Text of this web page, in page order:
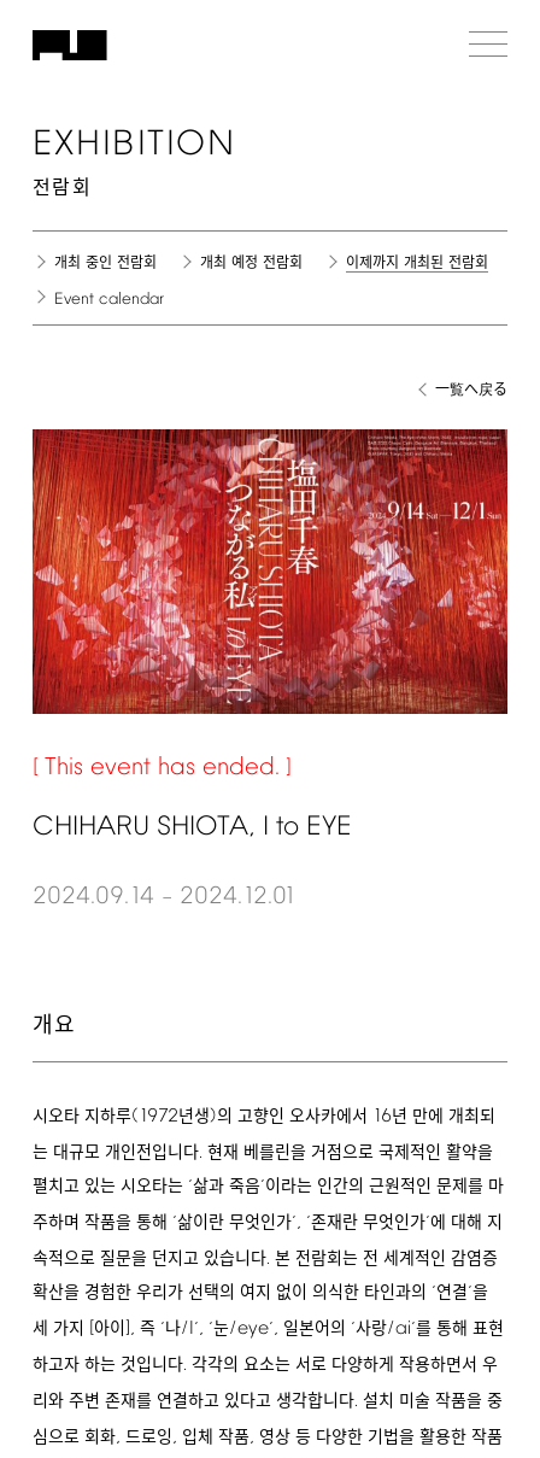
EXHIBITION
전람회
개최 중인 전람회 개최 예정 전람회 이제까지 개최된 전람회
Event calendar
一覧へ戻る
This event has ended.
CHIHARU SHIOTA, I to EYE
2024.09.14 – 2024.12.01
개요
시오타 지하루(1972년생)의 고향인 오사카에서 16년 만에 개최되
는 대규모 개인전입니다. 현재 베를린을 거점으로 국제적인 활약을
펼치고 있는 시오타는 ‘삶과 죽음’이라는 인간의 근원적인 문제를 마
주하며 작품을 통해 ‘삶이란 무엇인가’, ‘존재란 무엇인가’에 대해 지
속적으로 질문을 던지고 있습니다. 본 전람회는 전 세계적인 감염증
확산을 경험한 우리가 선택의 여지 없이 의식한 타인과의 ‘연결’을
세 가지 [아이 ], 즉 ‘나/I’, ‘눈/eye’, 일본어의 ‘사랑/ai’를 통해 표현
하고자 하는 것입니다. 각각의 요소는 서로 다양하게 작용하면서 우
리와 주변 존재를 연결하고 있다고 생각합니다. 설치 미술 작품을 중
심으로 회화, 드로잉, 입체 작품, 영상 등 다양한 기법을 활용한 작품